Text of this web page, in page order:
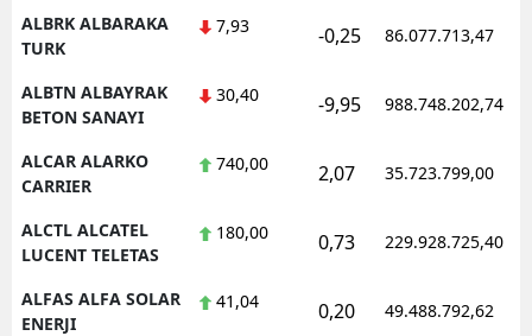
Trabzon
Uşak
Zonguldak
ALBRK ALBARAKA
TURK
7,93 -0,25 86.077.713,47
ALBTN ALBAYRAK
BETON SANAYI
30,40 -9,95 988.748.202,74
ALCAR ALARKO
CARRIER
740,00 2,07 35.723.799,00
ALCTL ALCATEL
LUCENT TELETAS
180,00 0,73 229.928.725,40
ALFAS ALFA SOLAR
ENERJI
41,04 0,20 49.488.792,62